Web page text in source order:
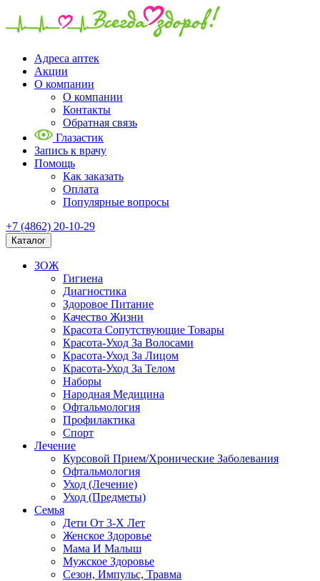
Адреса аптек
Акции
О компании
О компании
Контакты
Обратная связь
Глазастик
Запись к врачу
Помощь
Как заказать
Оплата
Популярные вопросы
+7 (4862) 20-10-29
Каталог
ЗОЖ
Гигиена
Диагностика
Здоровое Питание
Качество Жизни
Красота Сопутствующие Товары
Красота-Уход За Волосами
Красота-Уход За Лицом
Красота-Уход За Телом
Наборы
Народная Медицина
Офтальмология
Профилактика
Спорт
Лечение
Курсовой Прием/Хронические Заболевания
Офтальмология
Уход (Лечение)
Уход (Предметы)
Семья
Дети От 3-Х Лет
Женское Здоровье
Мама И Малыш
Мужское Здоровье
Сезон, Импульс, Травма